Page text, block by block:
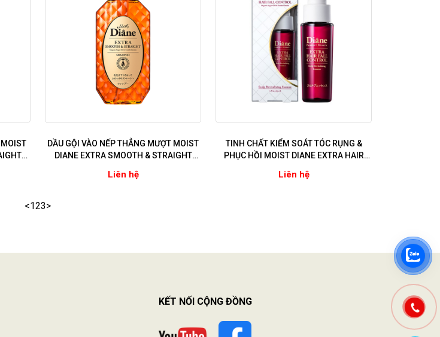
DẦU GỘI VÀO NẾP THẲNG MƯỢT MOIST
DIANE EXTRA SMOOTH & STRAIGHT
xơ chẻ ngọn)
Liên hệ
TINH CHẤT KIỂM SOÁT TÓC RỤNG &
PHỤC HỒI MOIST DIANE EXTRA HAIR
ESSENCE (Dùng cho tóc yếu, rụng, nhiều
Liên hệ
<123>
KẾT NỐI CỘNG ĐỒNG